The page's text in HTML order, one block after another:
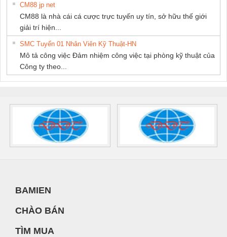
CM88 jp net
CM88 là nhà cái cá cược trực tuyến uy tín, sở hữu thế giới
giải trí hiện...
SMC Tuyển 01 Nhân Viên Kỹ Thuật-HN
Mô tả công việc Đảm nhiệm công việc tại phòng kỹ thuật của
Công ty theo...
BAMIEN
CHÀO BÁN
TÌM MUA